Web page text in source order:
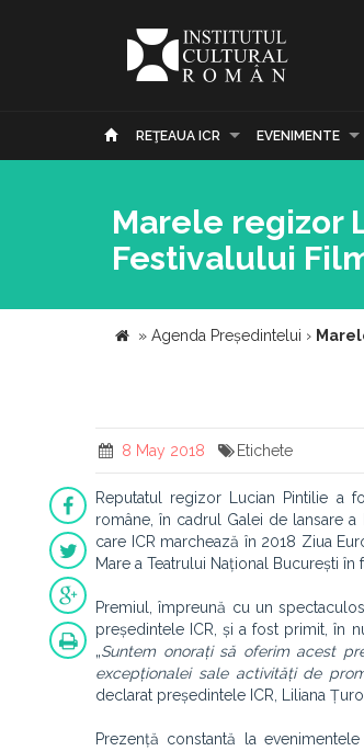
REŢEAUA ICR EVENIMENTE
Marele regizor
Festivalului
» Agenda Președintelui ›
8 May 2018 Etichete
Reputatul regizor Lucian Pintilie a
române, în cadrul Galei de lansare a
care ICR marchează în 2018 Ziua
Mare a Teatrului Național București în
Premiul, împreună cu un
președintele ICR, și a fost primit, în
„Suntem onorați să oferim acest
excepționalei sale activități de
declarat președintele ICR, Liliana
Prezență constantă la